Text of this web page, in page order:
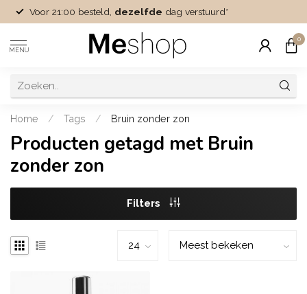
Voor 21:00 besteld, dezelfde dag verstuurd*
MENU
0
Home / Tags / Bruin zonder zon
Producten getagd met Bruin
zonder zon
Filters